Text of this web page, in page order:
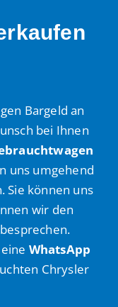
Bargeld an
bei Ihnen
uns umgehend
Sie können uns
wir den
WhatsApp
Chrysler